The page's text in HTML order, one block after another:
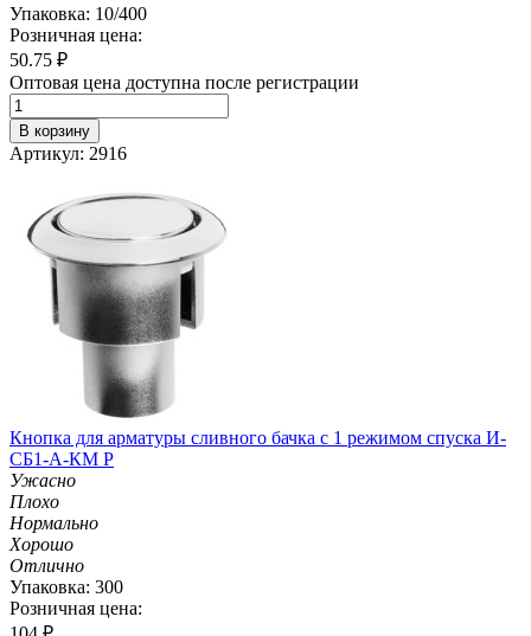
Упаковка: 10/400
Розничная цена:
50.75 ₽
Оптовая цена доступна после регистрации
В корзину
Артикул: 2916
Кнопка для арматуры сливного бачка с 1 режимом спуска И-
СБ1-А-КМ Р
Ужасно
Плохо
Нормально
Хорошо
Отлично
Упаковка: 300
Розничная цена: